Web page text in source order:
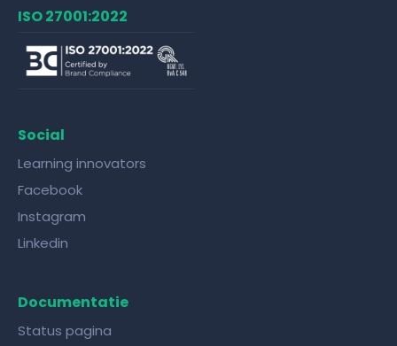
ISO 27001:2022
Social
Learning innovators
Facebook
Instagram
Linkedin
Documentatie
Status pagina